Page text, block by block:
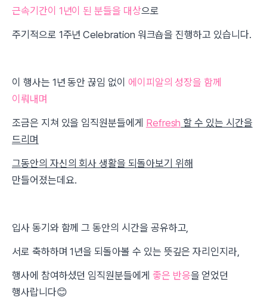
근속기간이 1년이 된 분들을 대상으로
주기적으로 1주년 Celebration 워크숍을 진행하고 있습니다.
이 행사는 1년 동안 끊임 없이 에이피알의 성장을 함께
이뤄내며
조금은 지쳐 있을 임직원분들에게 Refresh 할 수 있는 시간을
드리며
그동안의 자신의 회사 생활을 되돌아보기 위해
만들어졌는데요.
입사 동기와 함께 그 동안의 시간을 공유하고,
서로 축하하며 1년을 되돌아볼 수 있는 뜻깊은 자리인지라,
행사에 참여하셨던 임직원분들에게 좋은 반응을 얻었던
행사랍니다😊